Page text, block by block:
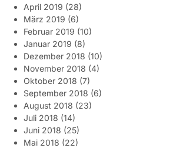
April 2019 (28)
März 2019 (6)
Februar 2019 (10)
Januar 2019 (8)
Dezember 2018 (10)
November 2018 (4)
Oktober 2018 (7)
September 2018 (6)
August 2018 (23)
Juli 2018 (14)
Juni 2018 (25)
Mai 2018 (22)